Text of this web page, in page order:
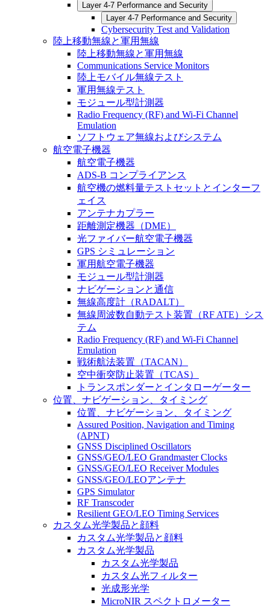
Layer 4-7 Performance and Security
Layer 4-7 Performance and Security
Cybersecurity Test and Validation
陸上移動無線と軍用無線
陸上移動無線と軍用無線
Communications Service Monitors
陸上モバイル無線テスト
軍用無線テスト
モジュール型計測器
Radio Frequency (RF) and Wi-Fi Channel
Emulation
ソフトウェア無線およびシステム
航空電子機器
航空電子機器
ADS-B コンプライアンス
航空機の燃料量テストセットとインターフ
ェイス
アンテナカプラー
距離測定機器（DME）
光ファイバー航空電子機器
GPS シミュレーション
軍用航空電子機器
モジュール型計測器
ナビゲーションと通信
無線高度計（RADALT）
無線周波数自動テスト装置（RF ATE）シス
テム
Radio Frequency (RF) and Wi-Fi Channel
Emulation
戦術航法装置（TACAN）
空中衝突防止装置（TCAS）
トランスポンダーとインタローゲーター
位置、ナビゲーション、タイミング
位置、ナビゲーション、タイミング
Assured Position, Navigation and Timing
(APNT)
GNSS Disciplined Oscillators
GNSS/GEO/LEO Grandmaster Clocks
GNSS/GEO/LEO Receiver Modules
GNSS/GEO/LEOアンテナ
GPS Simulator
RF Transcoder
Resilient GEO/LEO Timing Services
カスタム光学製品と顔料
カスタム光学製品と顔料
カスタム光学製品
カスタム光学製品
カスタム光フィルター
光成形光学
MicroNIR スペクトロメーター